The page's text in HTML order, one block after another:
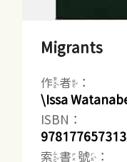
Migrants
作者：
\Issa
ISBN：
索書號：